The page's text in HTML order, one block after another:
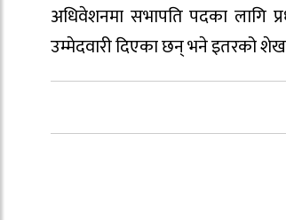
अधिवेशनमा सभापति पदका लागि
उम्मेदवारी दिएका छन् भने इतरको